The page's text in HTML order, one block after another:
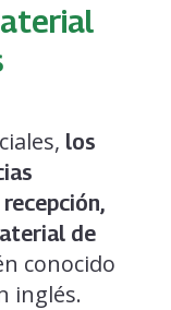
los
de
conocido
inglés.